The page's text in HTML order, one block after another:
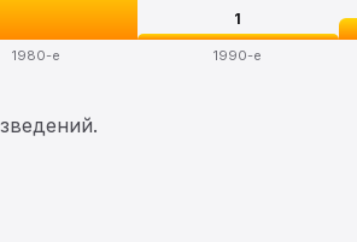
1980-е
1
1990-е